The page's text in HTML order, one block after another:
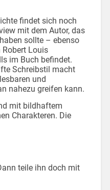
findet sich noch
mit dem Autor, das
sollte – ebenso
Louis
im Buch befindet.
Schreibstil macht
und
nahezu greifen kann.
mit bildhaftem
Charakteren. Die
teile ihn doch mit